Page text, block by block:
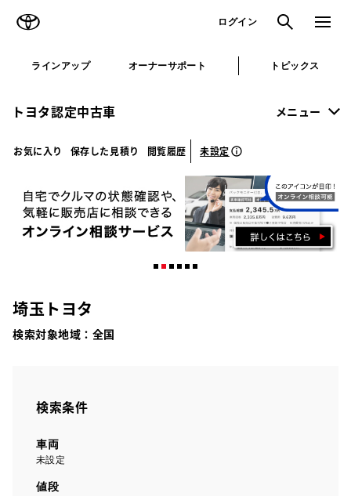
ログイン 検索 メニュ
ラインアップ オーナーサポート トピックス
トヨタ認定中古車 メニュー
お気に入り 保存した見積り 閲覧履歴 未設定
埼玉トヨタ
検索対象地域： 全国
検索条件
車両
未設定
値段